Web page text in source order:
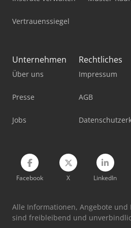
Pick-And-Place-Roboter
Stromaggregat 20 Kva
Werkzeug-Einstell- Und
Vertrauenssiegel
Unternehmen
Über uns
Presse
Jobs
Rechtliches
Impressum
AGB
Facebook X LinkedIn
Alle Informationen, Angebote und
sind freibleibend und